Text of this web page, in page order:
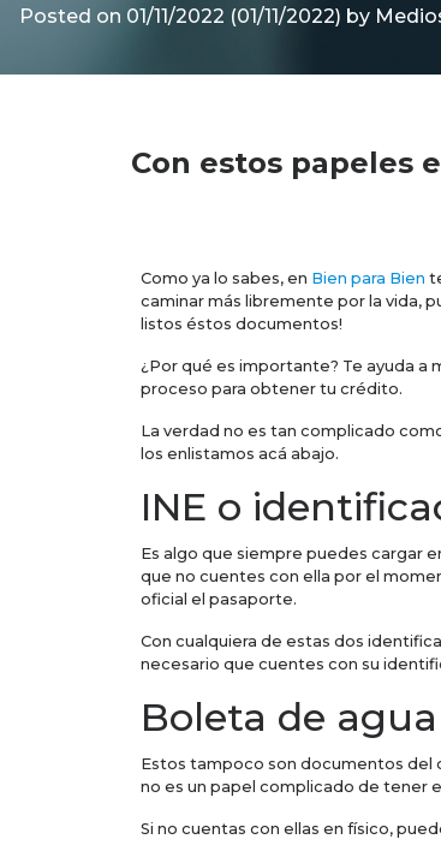
Posted on 01/11/2022 (01/11/2022) by
Con estos papeles
Como ya lo sabes, en Bien para Bien
caminar más libremente por la vida,
listos éstos documentos!
¿Por qué es importante? Te ayuda a
proceso para obtener tu crédito.
La verdad no es tan complicado
los enlistamos acá abajo.
INE o
Es algo que siempre puedes cargar
que no cuentes con ella por el
oficial el pasaporte.
Con cualquiera de estas dos
necesario que cuentes con su
Boleta de
Estos tampoco son documentos del
no es un papel complicado de tener
Si no cuentas con ellas en físico,